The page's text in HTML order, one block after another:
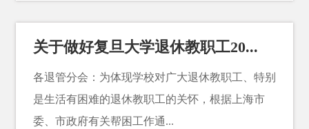
关于做好复旦大学退休教职工20...
各退管分会：为体现学校对广大退休教职工、特别
是生活有困难的退休教职工的关怀，根据上海市
委、市政府有关帮困工作通...